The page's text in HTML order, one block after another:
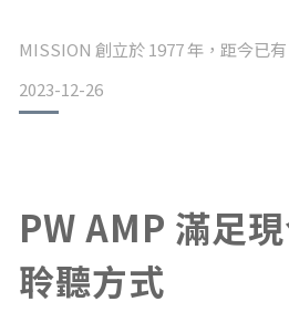
那麼 Stereo 230 這台兩聲道擴大機
MISSION 創立於 1977 年，距今已
一款聚丙烯喇叭單體音箱 ( 突破紙盆
喇叭高音單體低放。這種高音在下方
讓耳朵聆聽位置比高音單體高一些，
2023-12-26
PW AMP 滿足
聆聽方式